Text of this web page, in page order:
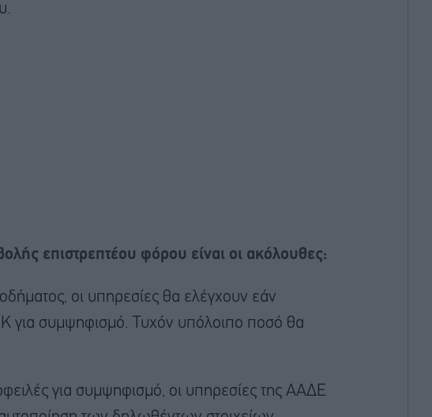
επιστρεπτέου φόρου είναι οι ακόλουθες:
οι υπηρεσίες θα ελέγχουν εάν
για συμψηφισμό. Τυχόν υπόλοιπο ποσό θα
για συμψηφισμό, οι υπηρεσίες της ΑΑΔΕ